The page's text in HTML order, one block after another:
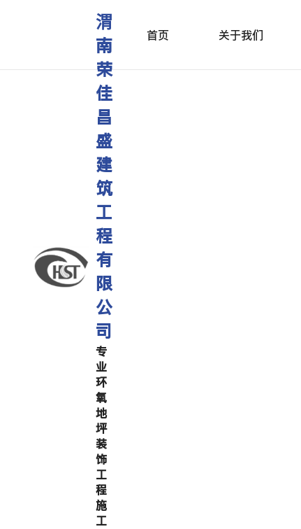
渭
南
荣
佳
昌
盛
建
筑
工
程
有
限
公
司
专
业
环
氧
地
坪
装
饰
工
程
施
工
首页 关于我们